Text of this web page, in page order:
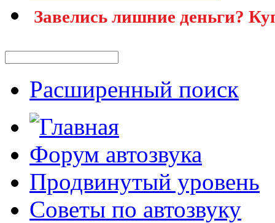
Завелись лишние деньги?
Расширенный поиск
Форум автозвука
Продвинутый уровень
Советы по автозвуку